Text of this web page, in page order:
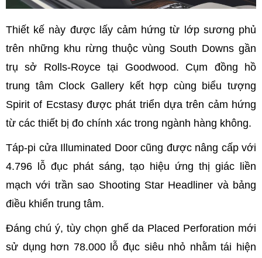
Thiết kế này được lấy cảm hứng từ lớp sương phủ
trên những khu rừng thuộc vùng South Downs gần
trụ sở Rolls-Royce tại Goodwood. Cụm đồng hồ
trung tâm Clock Gallery kết hợp cùng biểu tượng
Spirit of Ecstasy được phát triển dựa trên cảm hứng
từ các thiết bị đo chính xác trong ngành hàng không.
Táp-pi cửa Illuminated Door cũng được nâng cấp với
4.796 lỗ đục phát sáng, tạo hiệu ứng thị giác liền
mạch với trần sao Shooting Star Headliner và bảng
điều khiển trung tâm.
Đáng chú ý, tùy chọn ghế da Placed Perforation mới
sử dụng hơn 78.000 lỗ đục siêu nhỏ nhằm tái hiện